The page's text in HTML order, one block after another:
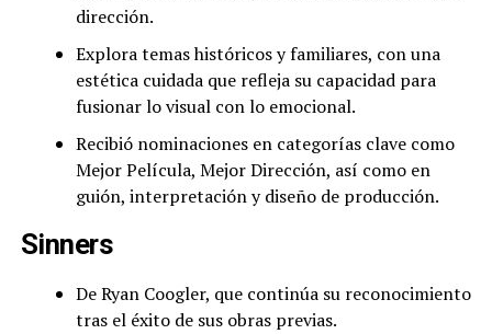
dirección.
Explora temas históricos y familiares, con una
estética cuidada que refleja su capacidad para
fusionar lo visual con lo emocional.
Recibió nominaciones en categorías clave como
Mejor Película, Mejor Dirección, así como en
guión, interpretación y diseño de producción.
Sinners
De Ryan Coogler, que continúa su reconocimiento
tras el éxito de sus obras previas.